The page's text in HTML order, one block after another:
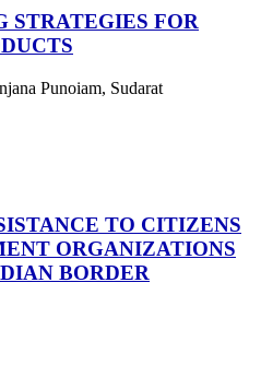
FOR
Punoiam, Sudarat
TO CITIZENS
ORGANIZATIONS
BORDER